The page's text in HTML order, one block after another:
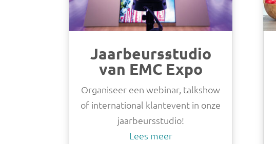
Jaarbeursstudio
van EMC Expo
Organiseer een webinar, talkshow
of international klantevent in onze
jaarbeursstudio!
Lees meer